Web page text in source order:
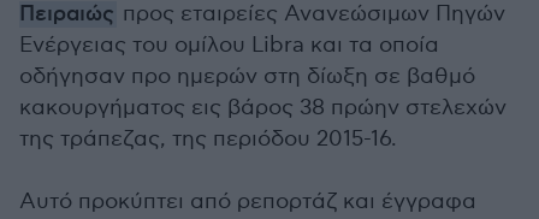
Πειραιώς προς εταιρείες Ανανεώσιμων Πηγών
Ενέργειας του ομίλου Libra και τα οποία
οδήγησαν προ ημερών στη δίωξη σε βαθμό
κακουργήματος εις βάρος 38 πρώην στελεχών
της τράπεζας, της περιόδου 2015-16.
Αυτό προκύπτει από ρεπορτάζ και έγγραφα